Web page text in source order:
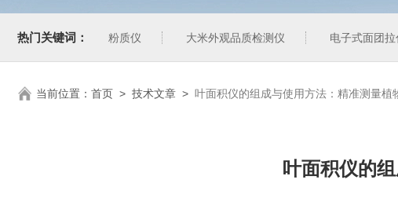
热门关键词： 粉质仪 大米外观品质检测仪 电子式面团拉
当前位置： 首页 > 技术文章 > 叶面积仪的组成与使用方法：精准测量植
叶面积仪的